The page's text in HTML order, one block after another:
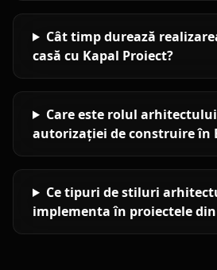
Cât timp durează
casă cu Kapal Proiect?
Care este rolul
autorizației de construire în
Ce tipuri de stiluri
implementa în proiectele